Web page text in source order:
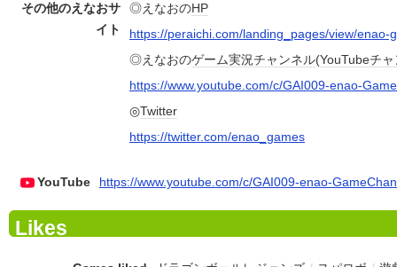
その他のえなおサ
イト
◎えなおのHP
https://peraichi.com/landing_pages/view/enao-
◎えなおのゲーム実況チャンネル(YouTubeチャ
https://www.youtube.com/c/GAI009-enao-
◎Twitter
https://twitter.com/enao_games
YouTube https://www.youtube.com/c/GAI009-enao-
Likes